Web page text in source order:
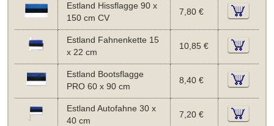
Estland Hissflagge 90 x
150 cm CV
7,80 €
Estland Fahnenkette 15
x 22 cm
10,85 €
Estland Bootsflagge
PRO 60 x 90 cm
8,40 €
Estland Autofahne 30 x
40 cm
7,20 €